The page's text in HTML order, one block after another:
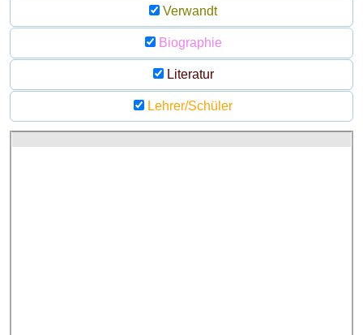
Verwandt
Biographie
Literatur
Lehrer/Schüler